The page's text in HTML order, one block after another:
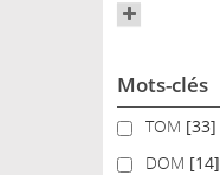
Mots-clés
TOMTOM [33]
DOMDOM [14]